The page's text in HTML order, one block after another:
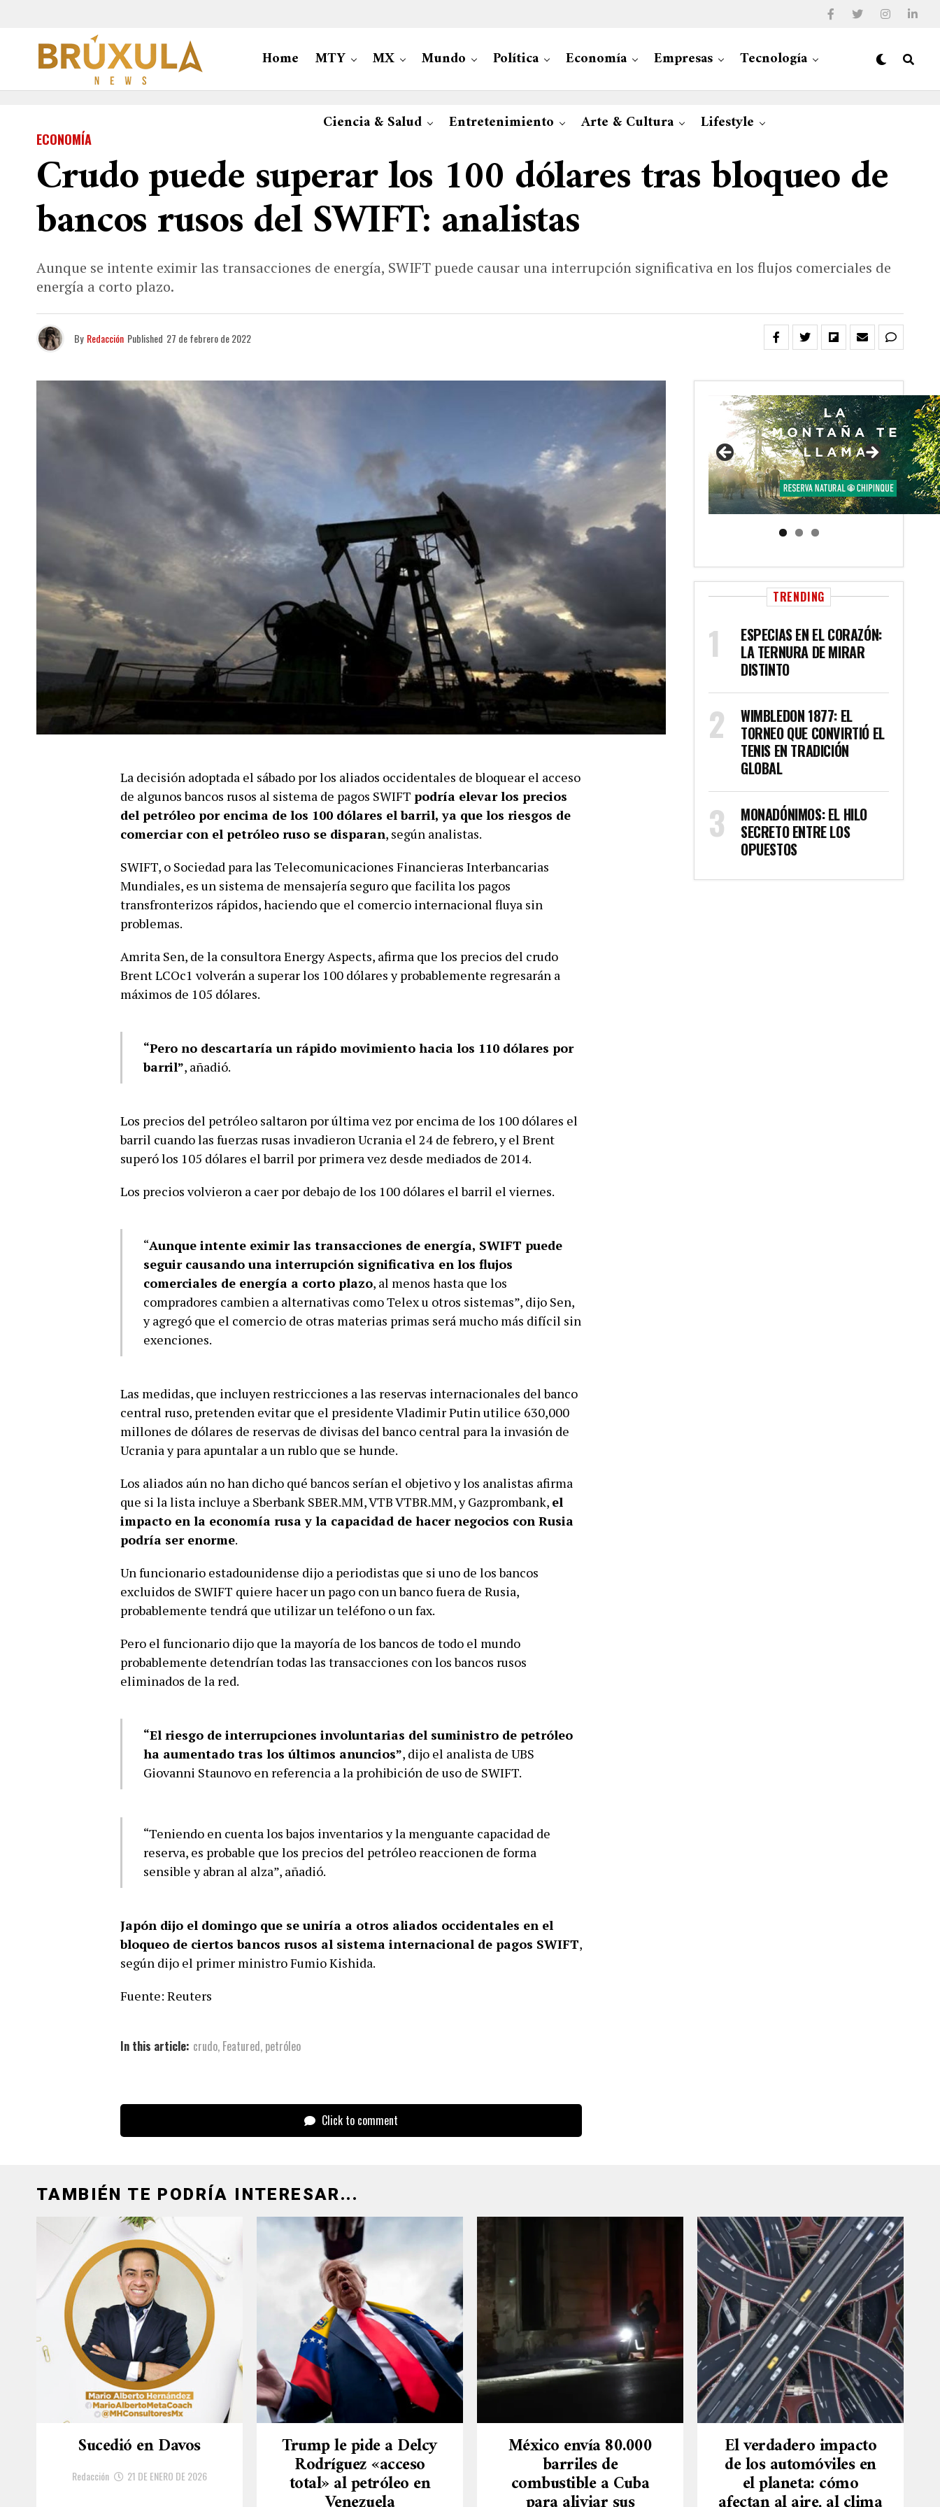
Home MTY MX Mundo Política Economía Empresas Tecnología
Ciencia & Salud Entretenimiento Arte & Cultura Lifestyle
ECONOMÍA
Crudo puede superar los 100 dólares tras bloqueo de
bancos rusos del SWIFT: analistas
Aunque se intente eximir las transacciones de energía, SWIFT puede causar una interrupción significativa en los flujos comerciales de
energía a corto plazo.
By Redacción Published 27 de febrero de 2022
La decisión adoptada el sábado por los aliados occidentales de bloquear el acceso
de algunos bancos rusos al sistema de pagos SWIFT podría elevar los precios
del petróleo por encima de los 100 dólares el barril, ya que los riesgos de
comerciar con el petróleo ruso se disparan, según analistas.
SWIFT, o Sociedad para las Telecomunicaciones Financieras Interbancarias
Mundiales, es un sistema de mensajería seguro que facilita los pagos
transfronterizos rápidos, haciendo que el comercio internacional fluya sin
problemas.
Amrita Sen, de la consultora Energy Aspects, afirma que los precios del crudo
Brent LCOc1 volverán a superar los 100 dólares y probablemente regresarán a
máximos de 105 dólares.
“Pero no descartaría un rápido movimiento hacia los 110 dólares por
barril”, añadió.
Los precios del petróleo saltaron por última vez por encima de los 100 dólares el
barril cuando las fuerzas rusas invadieron Ucrania el 24 de febrero, y el Brent
superó los 105 dólares el barril por primera vez desde mediados de 2014.
Los precios volvieron a caer por debajo de los 100 dólares el barril el viernes.
“Aunque intente eximir las transacciones de energía, SWIFT puede
seguir causando una interrupción significativa en los flujos
comerciales de energía a corto plazo, al menos hasta que los
compradores cambien a alternativas como Telex u otros sistemas”, dijo Sen,
y agregó que el comercio de otras materias primas será mucho más difícil sin
exenciones.
Las medidas, que incluyen restricciones a las reservas internacionales del banco
central ruso, pretenden evitar que el presidente Vladimir Putin utilice 630,000
millones de dólares de reservas de divisas del banco central para la invasión de
Ucrania y para apuntalar a un rublo que se hunde.
Los aliados aún no han dicho qué bancos serían el objetivo y los analistas afirma
que si la lista incluye a Sberbank SBER.MM, VTB VTBR.MM, y Gazprombank, el
impacto en la economía rusa y la capacidad de hacer negocios con Rusia
podría ser enorme.
Un funcionario estadounidense dijo a periodistas que si uno de los bancos
excluidos de SWIFT quiere hacer un pago con un banco fuera de Rusia,
probablemente tendrá que utilizar un teléfono o un fax.
Pero el funcionario dijo que la mayoría de los bancos de todo el mundo
probablemente detendrían todas las transacciones con los bancos rusos
eliminados de la red.
“El riesgo de interrupciones involuntarias del suministro de petróleo
ha aumentado tras los últimos anuncios”, dijo el analista de UBS
Giovanni Staunovo en referencia a la prohibición de uso de SWIFT.
“Teniendo en cuenta los bajos inventarios y la menguante capacidad de
reserva, es probable que los precios del petróleo reaccionen de forma
sensible y abran al alza”, añadió.
Japón dijo el domingo que se uniría a otros aliados occidentales en el
bloqueo de ciertos bancos rusos al sistema internacional de pagos SWIFT,
según dijo el primer ministro Fumio Kishida.
Fuente: Reuters
In this article: crudo, Featured, petróleo
Click to comment
TRENDING
ESPECIAS EN EL CORAZÓN:
LA TERNURA DE MIRAR
DISTINTO
WIMBLEDON 1877: EL
TORNEO QUE CONVIRTIÓ EL
TENIS EN TRADICIÓN
GLOBAL
MONADÓNIMOS: EL HILO
SECRETO ENTRE LOS
OPUESTOS
TAMBIÉN TE PODRÍA INTERESAR...
Sucedió en Davos
Redacción 21 DE ENERO DE 2026
Trump le pide a Delcy
Rodríguez «acceso
total» al petróleo en
México envía 80.000
barriles de
combustible a Cuba
El verdadero impacto
de los automóviles en
el planeta: cómo